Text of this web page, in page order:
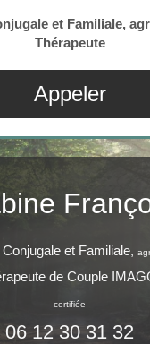
et Familiale,
Thérapeute
Appeler
et Familiale,
de Couple
certifiée
06 12 30 31 32